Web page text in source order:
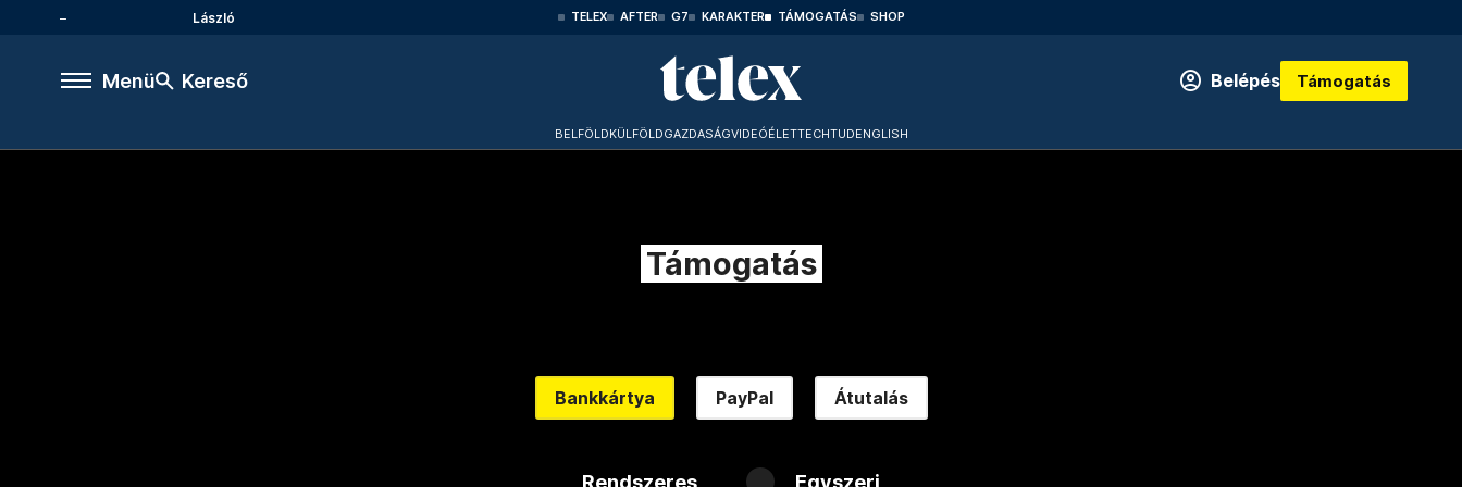
László TELEX AFTER G7 KARAKTER TÁMOGATÁS SHOP
Menü Kereső Belépés Támogatás
BELFÖLDKÜLFÖLDGAZDASÁGVIDEÓÉLETTECHTUDENGLISH
Támogatás
Bankkártya PayPal Átutalás
Rendszeres Egyszeri